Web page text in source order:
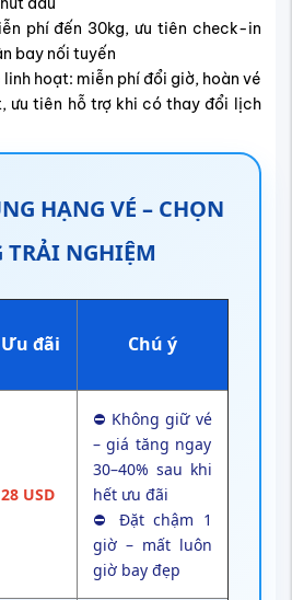
phí đến 30kg, ưu tiên check-in
bay nối tuyến
hoạt: miễn phí đổi giờ, hoàn vé
ưu tiên hỗ trợ khi có thay đổi lịch
HẠNG VÉ – CHỌN
NGHIỆM
Ưu đãi Chú ý
28 USD
⛔ Không giữ vé
– giá tăng ngay
30–40% sau khi
hết ưu đãi
⛔ Đặt chậm 1
giờ – mất luôn
giờ bay đẹp